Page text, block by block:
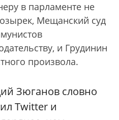
в парламенте не
Мещанский суд
и Грудинин
произвола.
Зюганов словно
Twitter и